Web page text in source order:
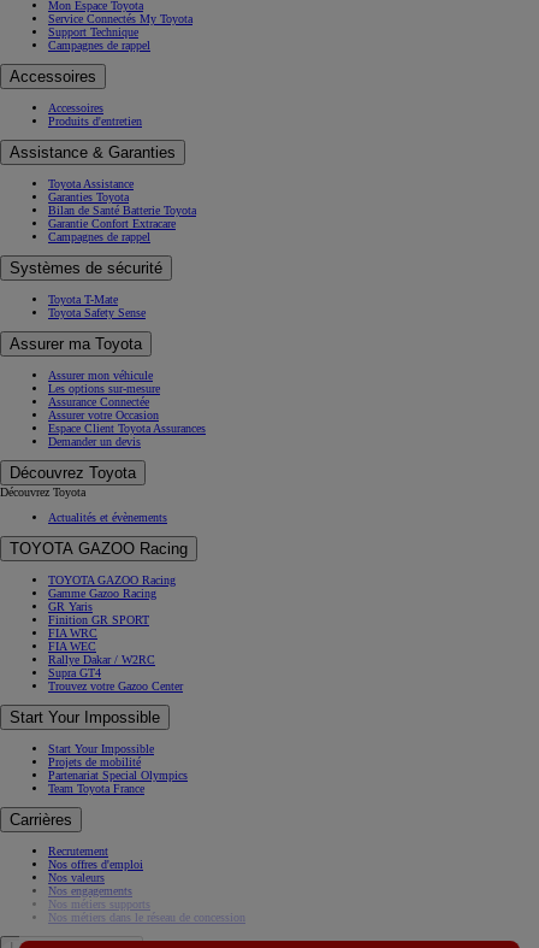
Mon Espace Toyota
Service Connectés My Toyota
Support Technique
Campagnes de rappel
Accessoires
Accessoires
Produits d'entretien
Assistance & Garanties
Toyota Assistance
Garanties Toyota
Bilan de Santé Batterie Toyota
Garantie Confort Extracare
Campagnes de rappel
Systèmes de sécurité
Toyota T-Mate
Toyota Safety Sense
Assurer ma Toyota
Assurer mon véhicule
Les options sur-mesure
Assurance Connectée
Assurer votre Occasion
Espace Client Toyota Assurances
Demander un devis
Découvrez Toyota
Découvrez Toyota
Actualités et évènements
TOYOTA GAZOO Racing
TOYOTA GAZOO Racing
Gamme Gazoo Racing
GR Yaris
Finition GR SPORT
FIA WRC
FIA WEC
Rallye Dakar / W2RC
Supra GT4
Trouvez votre Gazoo Center
Start Your Impossible
Start Your Impossible
Projets de mobilité
Partenariat Special Olympics
Team Toyota France
Carrières
Recrutement
Nos offres d'emploi
Nos valeurs
Nos engagements
Nos métiers supports
Nos métiers dans le réseau de concession